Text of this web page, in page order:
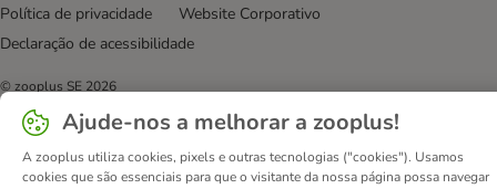
Política de privacidade
Website Corporativo
Declaração de acessibilidade
© zooplus SE 2026
Ajude-nos a melhorar a zooplus!
A zooplus utiliza cookies, pixels e outras tecnologias ("cookies"). Usamos
cookies que são essenciais para que o visitante da nossa página possa navegar